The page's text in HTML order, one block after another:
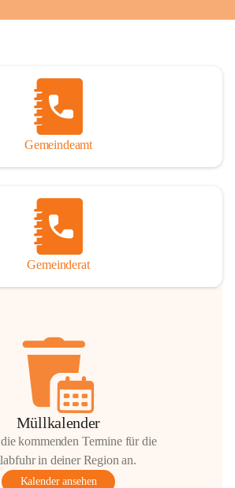
Gemeindeamt
Gemeinderat
Müllkalender
kommenden Termine für die
in deiner Region an.
Kalender ansehen